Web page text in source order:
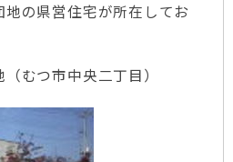
の県営住宅が所在してお
むつ市中央二丁目）